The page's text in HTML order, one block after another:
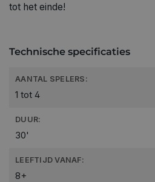
tot het einde!
Technische specificaties
AANTAL SPELERS:
1 tot 4
DUUR:
30'
LEEFTIJD VANAF:
8+